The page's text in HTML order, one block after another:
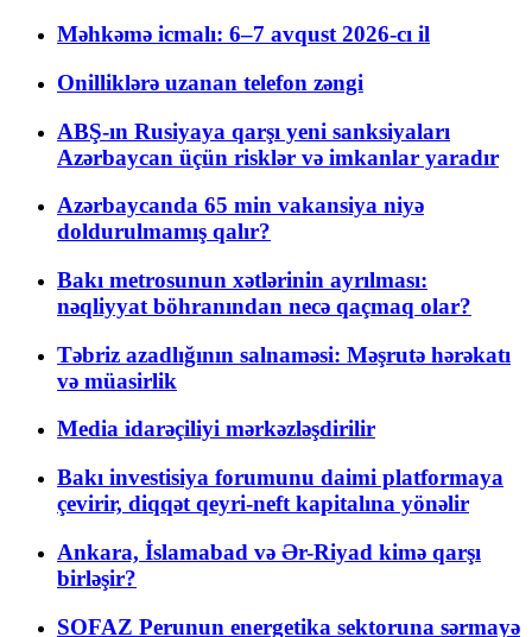
Məhkəmə icmalı: 6–7 avqust 2026-cı il
Onilliklərə uzanan telefon zəngi
ABŞ-ın Rusiyaya qarşı yeni sanksiyaları
Azərbaycan üçün risklər və imkanlar yaradır
Azərbaycanda 65 min vakansiya niyə
doldurulmamış qalır?
Bakı metrosunun xətlərinin ayrılması:
nəqliyyat böhranından necə qaçmaq olar?
Təbriz azadlığının salnaməsi: Məşrutə hərəkatı
və müasirlik
Media idarəçiliyi mərkəzləşdirilir
Bakı investisiya forumunu daimi platformaya
çevirir, diqqət qeyri-neft kapitalına yönəlir
Ankara, İslamabad və Ər-Riyad kimə qarşı
birləşir?
SOFAZ Perunun energetika sektoruna sərmayə